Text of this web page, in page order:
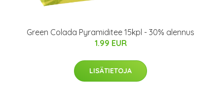
Green Colada Pyramiditee 15kpl - 30% alennus
1.99 EUR
LISÄTIETOJA